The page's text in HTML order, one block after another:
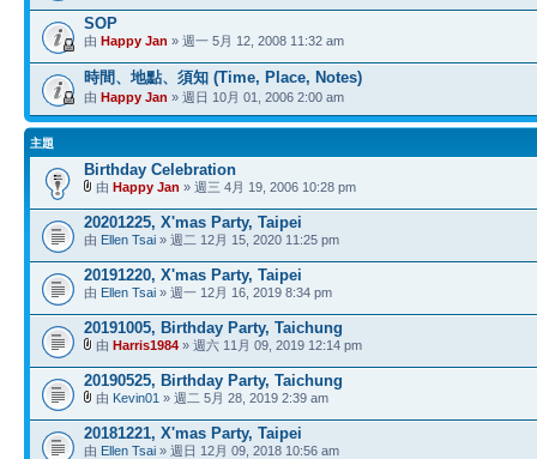
SOP
由 Happy Jan » 週一 5月 12, 2008 11:32 am
時間、地點、須知 (Time, Place, Notes)
由 Happy Jan » 週日 10月 01, 2006 2:00 am
主題
Birthday Celebration
由 Happy Jan » 週三 4月 19, 2006 10:28 pm
20201225, X'mas Party, Taipei
由 Ellen Tsai » 週二 12月 15, 2020 11:25 pm
20191220, X'mas Party, Taipei
由 Ellen Tsai » 週一 12月 16, 2019 8:34 pm
20191005, Birthday Party, Taichung
由 Harris1984 » 週六 11月 09, 2019 12:14 pm
20190525, Birthday Party, Taichung
由 Kevin01 » 週二 5月 28, 2019 2:39 am
20181221, X'mas Party, Taipei
由 Ellen Tsai » 週日 12月 09, 2018 10:56 am